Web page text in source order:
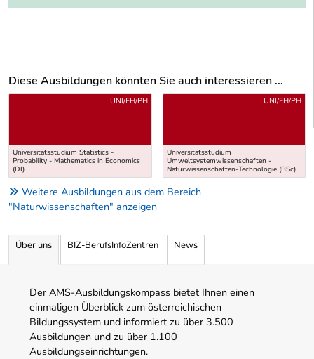
Diese Ausbildungen könnten Sie auch interessieren ...
Uber weitere Ausbildungsvorschläge
Universitätsstudium Statistics -
Probability - Mathematics in Economics
(DI)
UNI/FH/PH
Universitätsstudium
Umweltsystemwissenschaften -
Naturwissenschaften-Technologie (BSc)
UNI/FH/PH
Weitere Ausbildungen aus dem Bereich
"Naturwissenschaften" anzeigen
Über uns BIZ-BerufsInfoZentren News
Der AMS-Ausbildungskompass bietet Ihnen einen
einmaligen Überblick zum österreichischen
Bildungssystem und informiert zu über 3.500
Ausbildungen und zu über 1.100
Ausbildungseinrichtungen.